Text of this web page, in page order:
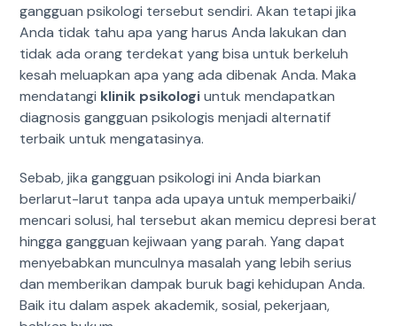
gangguan psikologi tersebut sendiri. Akan tetapi jika
Anda tidak tahu apa yang harus Anda lakukan dan
tidak ada orang terdekat yang bisa untuk berkeluh
kesah meluapkan apa yang ada dibenak Anda. Maka
mendatangi klinik psikologiuntuk mendapatkan
diagnosis gangguan psikologis menjadi alternatif
terbaik untuk mengatasinya.
Sebab, jika gangguan psikologi ini Anda biarkan
berlarut-larut tanpa ada upaya untuk memperbaiki/
mencari solusi, hal tersebut akan memicu depresi berat
hingga gangguan kejiwaan yang parah. Yang dapat
menyebabkan munculnya masalah yang lebih serius
dan memberikan dampak buruk bagi kehidupan Anda.
Baik itu dalam aspek akademik, sosial, pekerjaan,